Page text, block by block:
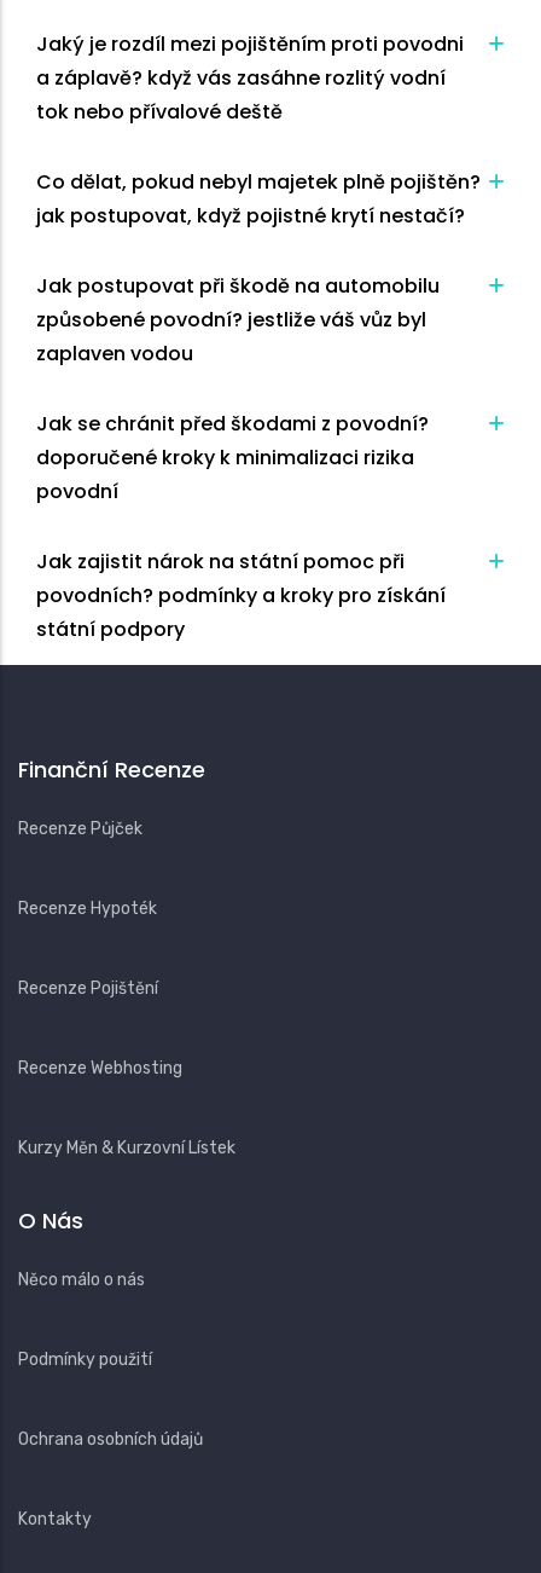
Jaký je rozdíl mezi pojištěním proti povodni
a záplavě? když vás zasáhne rozlitý vodní
tok nebo přívalové deště
Co dělat, pokud nebyl majetek plně pojištěn?
jak postupovat, když pojistné krytí nestačí?
Jak postupovat při škodě na automobilu
způsobené povodní? jestliže váš vůz byl
zaplaven vodou
Jak se chránit před škodami z povodní?
doporučené kroky k minimalizaci rizika
povodní
Jak zajistit nárok na státní pomoc při
povodních? podmínky a kroky pro získání
státní podpory
Finanční Recenze
Recenze Půjček
Recenze Hypoték
Recenze Pojištění
Recenze Webhosting
Kurzy Měn & Kurzovní Lístek
O Nás
Něco málo o nás
Podmínky použití
Ochrana osobních údajů
Kontakty